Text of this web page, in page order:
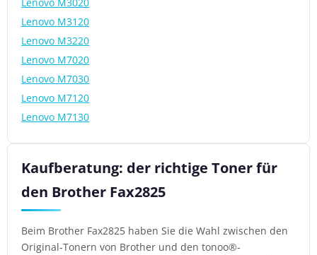
Lenovo M3120
Lenovo M3220
Lenovo M7020
Lenovo M7030
Lenovo M7120
Lenovo M7130
Kaufberatung: der richtige Toner für
den Brother Fax2825
Beim Brother Fax2825 haben Sie die Wahl zwischen den
Original-Tonern von Brother und den tonoo®-